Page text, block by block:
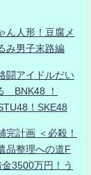
ん人形！豆腐メ
み男子末路編
アイドルだい
BNK48 ！
！SKE48
完計画 ＜必殺！
品整理への道F
3500万円！う